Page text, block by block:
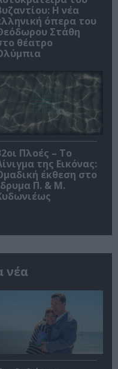
Η νέα
όπερα του
Στάθη
θέατρο
Πλοές – Το
της Εικόνας:
έκθεση στο
Π. & Μ.
νέα